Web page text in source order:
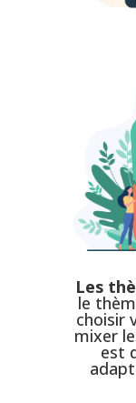
Les
le
choisir
mixer
est